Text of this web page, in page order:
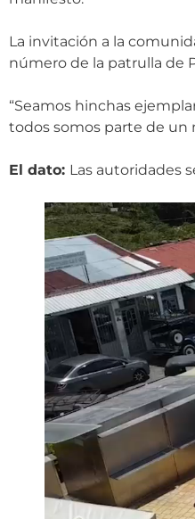
La invitación a la
número de la patrulla de
“Seamos hinchas
todos somos parte de un
El dato: Las autoridades